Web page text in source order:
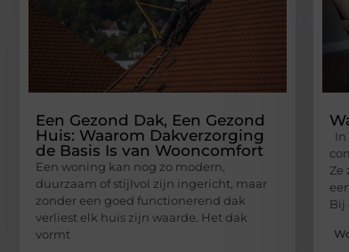
Een Gezond Dak, Een Gezond
Huis: Waarom Dakverzorging
de Basis Is van Wooncomfort
Een woning kan nog zo modern,
duurzaam of stijlvol zijn ingericht, maar
zonder een goed functionerend dak
verliest elk huis zijn waarde. Het dak
vormt
In
Ze
Bij